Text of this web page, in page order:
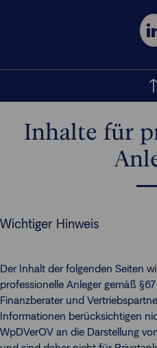
Inhalte für
Wichtiger Hinweis
Der Inhalt der folgenden Seiten
professionelle Anleger gemäß
Finanzberater und
Informationen berücksichtigen
WpDVerOV an die Darstellung